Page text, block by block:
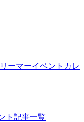
ーマーイベントカレ
ト記事一覧